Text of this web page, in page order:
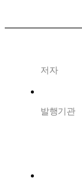
저자
발행기관